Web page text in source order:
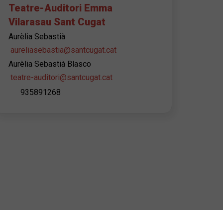
Teatre-Auditori Emma
Vilarasau Sant Cugat
Aurèlia Sebastià
aureliasebastia@santcugat.cat
Aurèlia Sebastià Blasco
teatre-auditori@santcugat.cat
935891268